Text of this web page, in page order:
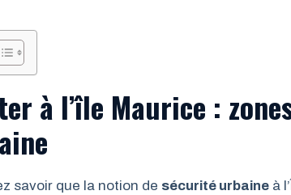
à l’île Maurice :
savoir que la notion de sécurité urbaine à